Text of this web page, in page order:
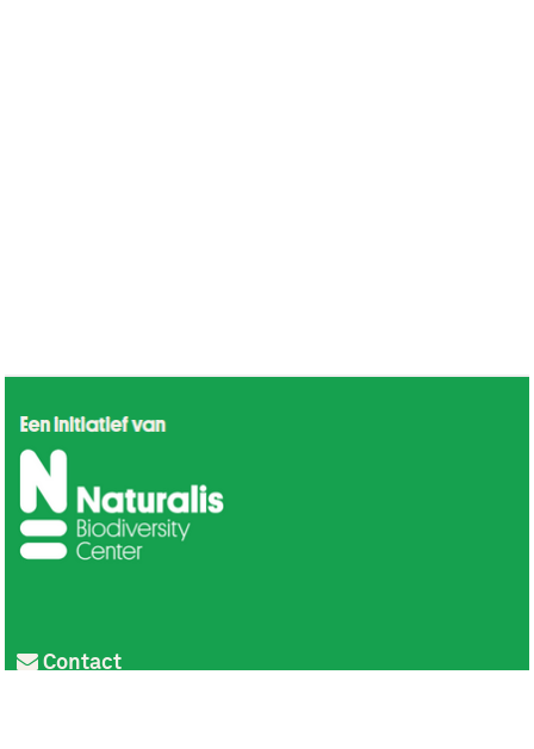
Contact